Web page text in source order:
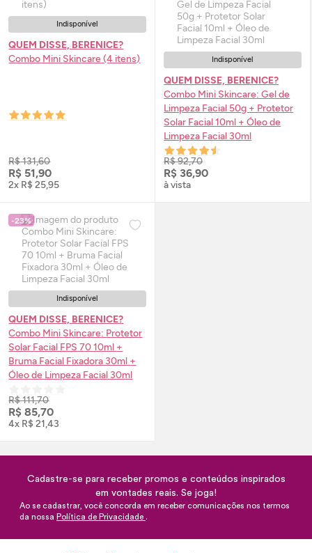
Indisponível
QUEM DISSE, BERENICE?
Combo Mini Skincare(4 itens)
R$ 131,60
R$ 51,90
2x R$ 25,95
Indisponível
QUEM DISSE, BERENICE?
Combo Mini Skincare: Gel de
Limpeza Facial 50g + Protetor
Solar Facial 10ml + Óleo de
Limpeza Facial 30ml
R$ 92,70
R$ 36,90
à vista
-23%
Indisponível
QUEM DISSE, BERENICE?
Combo Mini Skincare: Protetor
Solar Facial FPS 70 10ml +
Bruma Facial Fixadora 30ml +
Óleo de Limpeza Facial 30ml
R$ 111,70
R$ 85,70
4x R$ 21,43
Cadastre-se para receber promos e conteúdos inspirados
em vontades reais. Se joga!
Ao se cadastrar, você concorda em receber comunicações nos termos
da nossa Política de Privacidade .